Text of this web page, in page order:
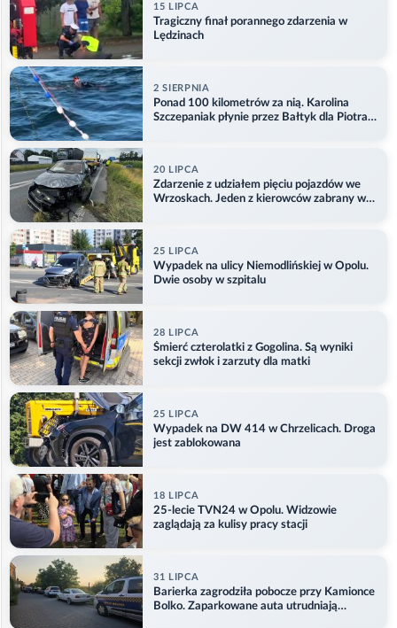
15 LIPCA
Tragiczny finał porannego zdarzenia w
Lędzinach
2 SIERPNIA
Ponad 100 kilometrów za nią. Karolina
Szczepaniak płynie przez Bałtyk dla Piotra.
20 LIPCA
Zdarzenie z udziałem pięciu pojazdów we
Wrzoskach. Jeden z kierowców zabrany w
25 LIPCA
Wypadek na ulicy Niemodlińskiej w Opolu.
Dwie osoby w szpitalu
28 LIPCA
Śmierć czterolatki z Gogolina. Są wyniki
sekcji zwłok i zarzuty dla matki
25 LIPCA
Wypadek na DW 414 w Chrzelicach. Droga
jest zablokowana
18 LIPCA
25-lecie TVN24 w Opolu. Widzowie
zaglądają za kulisy pracy stacji
31 LIPCA
Barierka zagrodziła pobocze przy Kamionce
Bolko. Zaparkowane auta utrudniają